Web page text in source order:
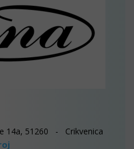
14a, 51260 - Crikvenica